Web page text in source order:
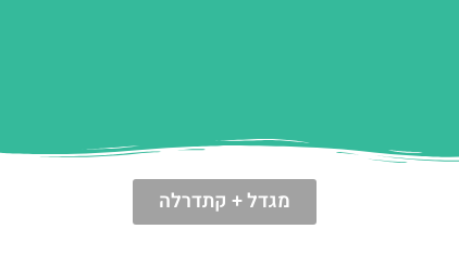
מגדל + קתדרלה